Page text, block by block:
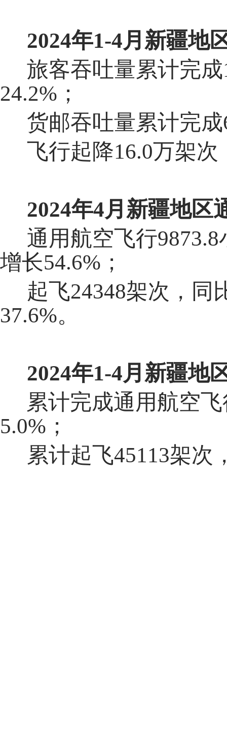
2024年1-4月 新疆地
旅客吞吐量累计完
24.2%；
货邮吞吐量累计完
飞行起降16.0万架
2024年4月 新疆地区
通用航空飞行
增长54.6%；
起飞24348架次，同
37.6%。
2024年1-4月 新疆地
累计完成通用航空
5.0%；
累计起飞45113架次